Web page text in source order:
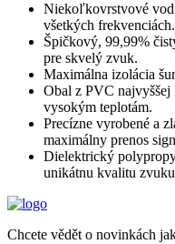
Niekoľkovrstvové
všetkých frekvenciách.
Špičkový, 99,99%
pre skvelý zvuk.
Maximálna izolácia
Obal z PVC
vysokým teplotám.
Precízne vyrobené a
maximálny prenos
Dielektrický
unikátnu kvalitu
Chcete vědět o novinkách